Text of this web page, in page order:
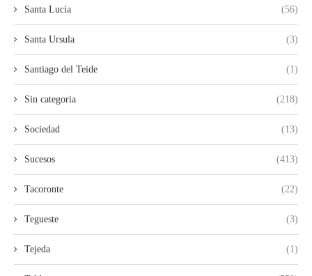
Santa Lucia (56)
Santa Ursula (3)
Santiago del Teide (1)
Sin categoria (218)
Sociedad (13)
Sucesos (413)
Tacoronte (22)
Tegueste (3)
Tejeda (1)